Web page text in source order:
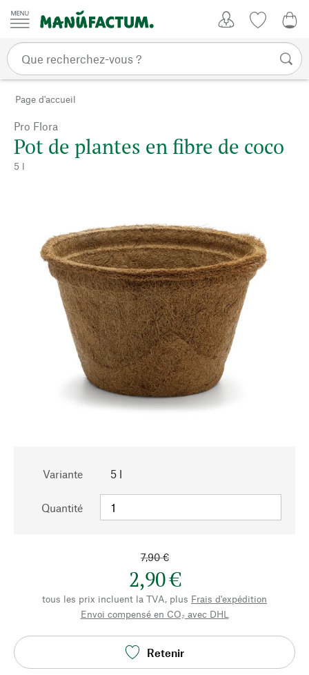
Passer au contenu
Page d'accueil
Pro Flora
Pot de plantes en fibre de coco
5 l
Variante 5 l
Quantité
7,90 €
2,90 €
tous les prix incluent la TVA, plus Frais d'expédition
Envoi compensé en CO₂ avec DHL
Retenir